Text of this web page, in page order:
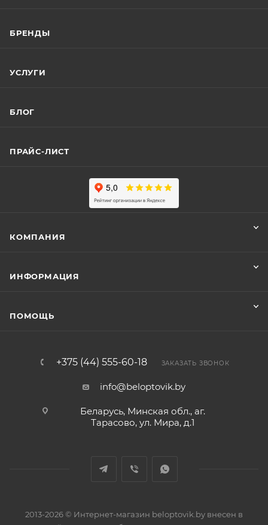
БРЕНДЫ
УСЛУГИ
БЛОГ
ПРАЙС-ЛИСТ
КОМПАНИЯ
ИНФОРМАЦИЯ
ПОМОЩЬ
+375 (44) 555-60-18 ЗАКАЗАТЬ ЗВОНОК
info@beloptovik.by
Беларусь, Минская обл., аг.
Тарасово, ул. Мира, д.1
2013-2026 © Интернет-магазин beloptovik.by внесен в